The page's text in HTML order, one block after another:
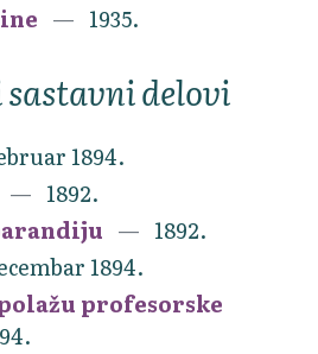
1935.
delovi
1894.
1892.
1892.
1894.
profesorske